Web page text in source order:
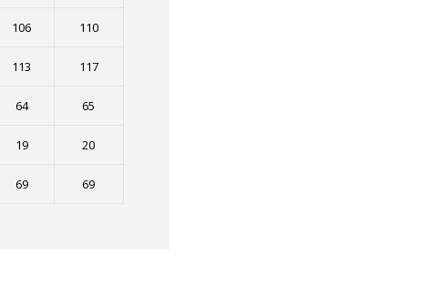
106 110
113 117
64 65
19 20
69 69